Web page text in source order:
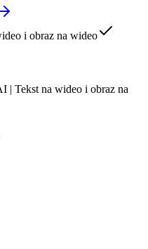
i obraz na wideo
| Tekst na wideo i obraz na